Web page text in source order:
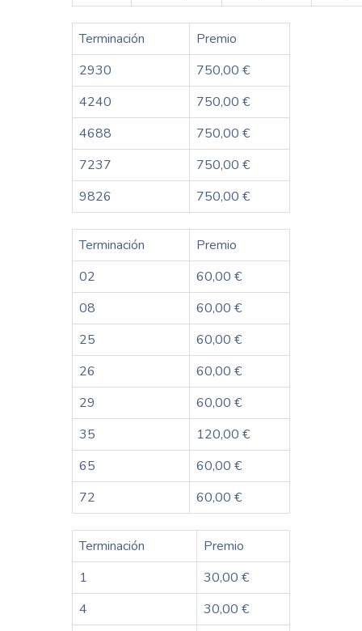
Terminación
Premio
2930
750,00 €
4240
750,00 €
4688
750,00 €
7237
750,00 €
9826
750,00 €
Terminación
Premio
02
60,00 €
08
60,00 €
25
60,00 €
26
60,00 €
29
60,00 €
35
120,00 €
65
60,00 €
72
60,00 €
Terminación
Premio
1
30,00 €
4
30,00 €